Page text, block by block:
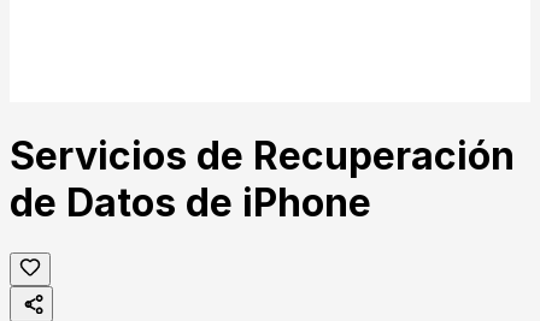
Servicios de Recuperación
de Datos de iPhone